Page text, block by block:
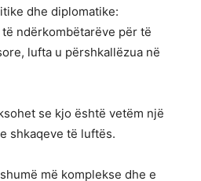
dhe diplomatike:
ndërkombëtarëve për të
lufta u përshkallëzua në
se kjo është vetëm një
shkaqeve të luftës.
më komplekse dhe e